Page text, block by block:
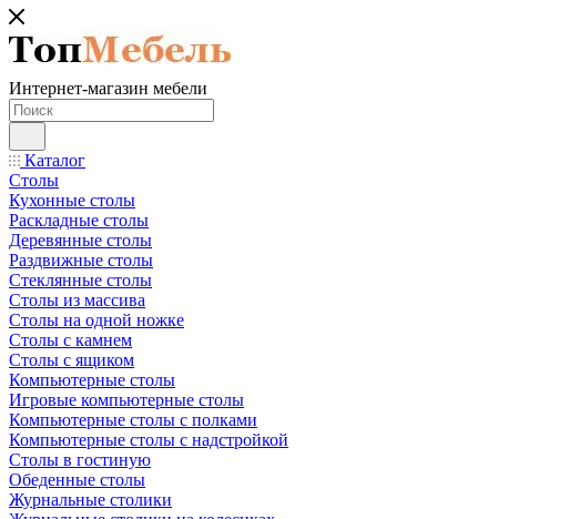
Интернет-магазин мебели
Каталог
Столы
Кухонные столы
Раскладные столы
Деревянные столы
Раздвижные столы
Стеклянные столы
Столы из массива
Столы на одной ножке
Столы с камнем
Столы с ящиком
Компьютерные столы
Игровые компьютерные столы
Компьютерные столы с полками
Компьютерные столы с надстройкой
Столы в гостиную
Обеденные столы
Журнальные столики